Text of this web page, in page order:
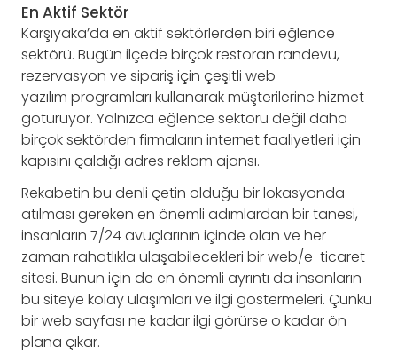
En Aktif Sektör
Karşıyaka’da en aktif sektörlerden biri eğlence
sektörü. Bugün ilçede birçok restoran randevu,
rezervasyon ve sipariş için çeşitli web
yazılım programları kullanarak müşterilerine hizmet
götürüyor. Yalnızca eğlence sektörü değil daha
birçok sektörden firmaların internet faaliyetleri için
kapısını çaldığı adres reklam ajansı.
Rekabetin bu denli çetin olduğu bir lokasyonda
atılması gereken en önemli adımlardan bir tanesi,
insanların 7/24 avuçlarının içinde olan ve her
zaman rahatlıkla ulaşabilecekleri bir web/e-ticaret
sitesi. Bunun için de en önemli ayrıntı da insanların
bu siteye kolay ulaşımları ve ilgi göstermeleri. Çünkü
bir web sayfası ne kadar ilgi görürse o kadar ön
plana çıkar.